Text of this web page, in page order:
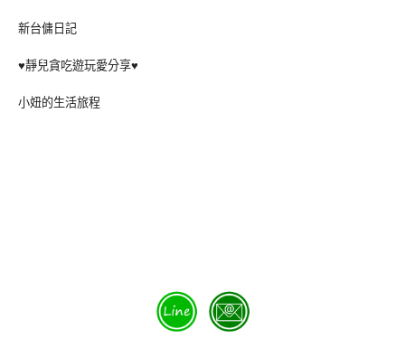
新台傭日記
♥靜兒貪吃遊玩愛分享♥
小妞的生活旅程